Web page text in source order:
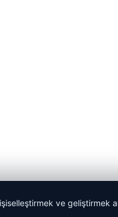
ve geliştirmek